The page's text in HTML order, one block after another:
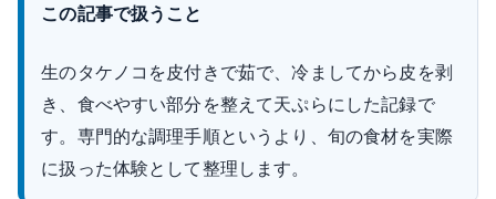
この記事で扱うこと
生のタケノコを皮付きで茹で、冷ましてから皮を剥
き、食べやすい部分を整えて天ぷらにした記録で
す。専門的な調理手順というより、旬の食材を実際
に扱った体験として整理します。